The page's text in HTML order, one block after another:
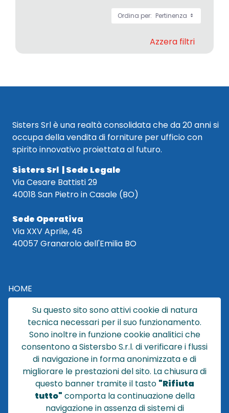
Ordina per: Pertinenza
Azzera filtri
Sisters Srl è una realtà consolidata che da 20 anni si
occupa della vendita di forniture per ufficio con
spirito innovativo proiettata al futuro.
Sisters Srl | Sede Legale
Via Cesare Battisti 29
40018 San Pietro in Casale (BO)
Sede Operativa
Via XXV Aprile, 46
40057 Granarolo dell'Emilia BO
HOME
CATALOGO
CHI SIAMO
NEWS
CONTATTACI
CONDIZIONI DI VENDITA
POLICY PRIVACY
NOTE LEGALI
Su questo sito sono attivi cookie di natura
tecnica necessari per il suo funzionamento.
Sono inoltre in funzione cookie analitici che
consentono a Sistersbo S.r.l. di verificare i flussi
di navigazione in forma anonimizzata e di
migliorare le prestazioni del sito. La chiusura di
questo banner tramite il tasto "Rifiuta
tutto" comporta la continuazione della
navigazione in assenza di sistemi di